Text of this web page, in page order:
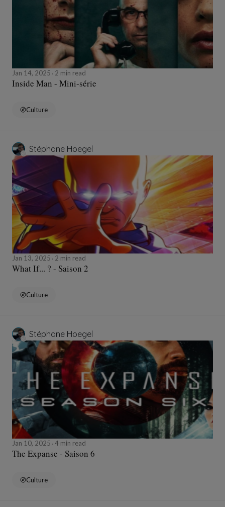
Jan 14, 2025 2 min read
Inside Man - Mini-série
Culture
Stéphane Hoegel
Jan 13, 2025 2 min read
What If... ? - Saison 2
Culture
Stéphane Hoegel
Jan 10, 2025 4 min read
The Expanse - Saison 6
Culture